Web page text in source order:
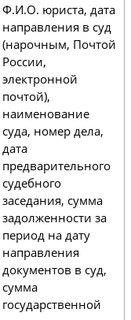
Ф.И.О. юриста, дата
направления в суд
(нарочным, Почтой
России,
электронной
почтой),
наименование
суда, номер дела,
дата
предварительного
судебного
заседания, сумма
задолженности за
период на дату
направления
документов в суд,
сумма
государственной